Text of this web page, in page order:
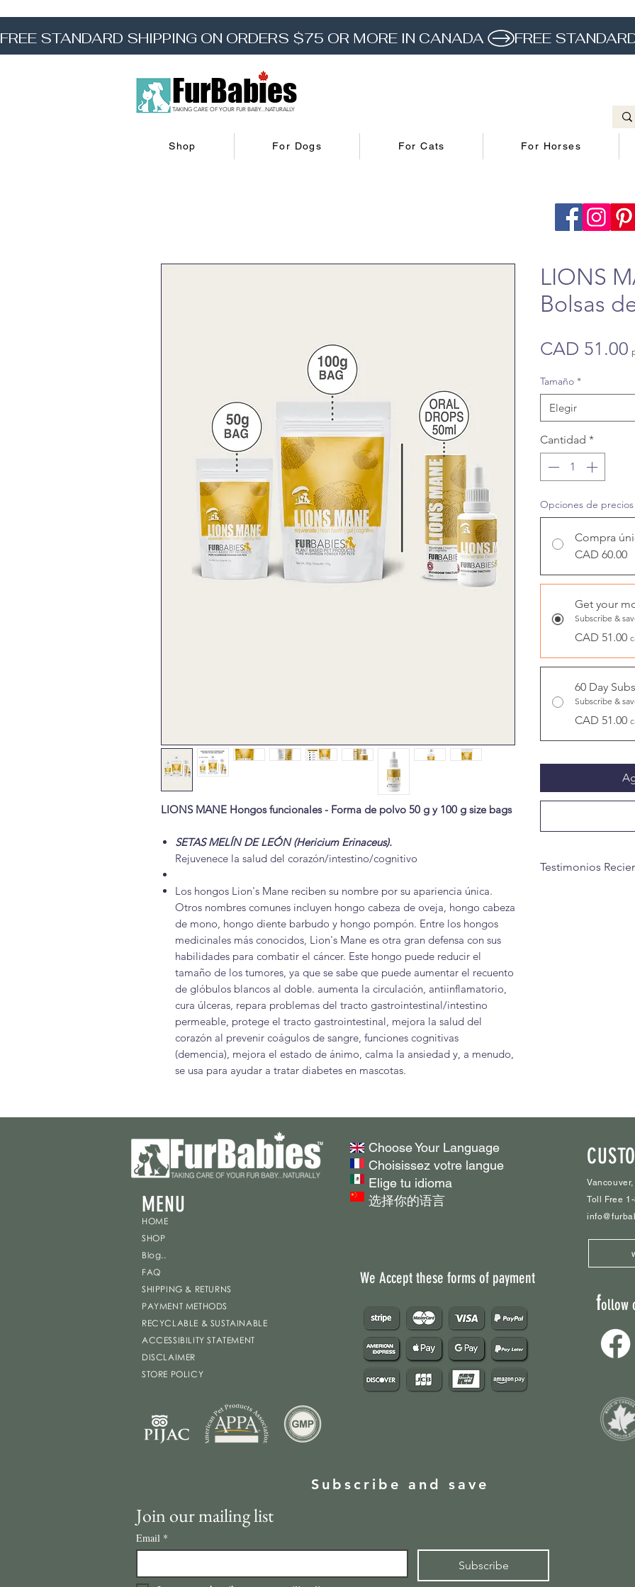
FREE STANDARD SHIPPING ON ORDERS $75 OR MORE IN CANADA
TAKING CARE OF YOUR FUR BABY...NATURALLY
FurBabies
Shop For Dogs For Cats For Horses
LIONS MANE Hongos funcionales - Forma de polvo 50 g y 100 g size bags
SETAS MELÍN DE LEÓN (Hericium Erinaceus).
Rejuvenece la salud del corazón/intestino/cognitivo
Los hongos Lion's Mane reciben su nombre por su apariencia única.
Otros nombres comunes incluyen hongo cabeza de oveja, hongo cabeza
de mono, hongo diente barbudo y hongo pompón. Entre los hongos
medicinales más conocidos, Lion's Mane es otra gran defensa con sus
habilidades para combatir el cáncer. Este hongo puede reducir el
tamaño de los tumores, ya que se sabe que puede aumentar el recuento
de glóbulos blancos al doble. aumenta la circulación, antiinflamatorio,
cura úlceras, repara problemas del tracto gastrointestinal/intestino
permeable, protege el tracto gastrointestinal, mejora la salud del
corazón al prevenir coágulos de sangre, funciones cognitivas
(demencia), mejora el estado de ánimo, calma la ansiedad y, a menudo,
se usa para ayudar a tratar diabetes en mascotas.
LIONS
Bolsas
CAD 51.00
Tamaño *
Elegir
Cantidad *
Opciones de precios
Compra
CAD 60.00
Get your
Subscribe &
CAD 51.00
60 Day
Subscribe &
CAD 51.00
Testimonios
excelente
agradecerle la
que hemos
sus
muy amables y
elinor y rocoso
MENU
HOME
SHOP
Blog..
FAQ
SHIPPING & RETURNS
PAYMENT METHODS
RECYCLABLE & SUSTAINABLE
ACCESSIBILITY STATEMENT
DISCLAIMER
STORE POLICY
Choose Your Language
Choisissez votre langue
Elige tu idioma
选择你的语言
We Accept these forms of payment
Subscribe and save
Join our mailing list
Email *
Subscribe
Toll Free
follow